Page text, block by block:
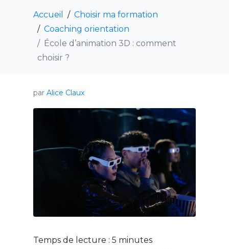
Accueil
Choisir ma formation
Coaching orientation
École d’animation 3D : comment
choisir ?
par Alice Claux
Temps de lecture : 5 minutes